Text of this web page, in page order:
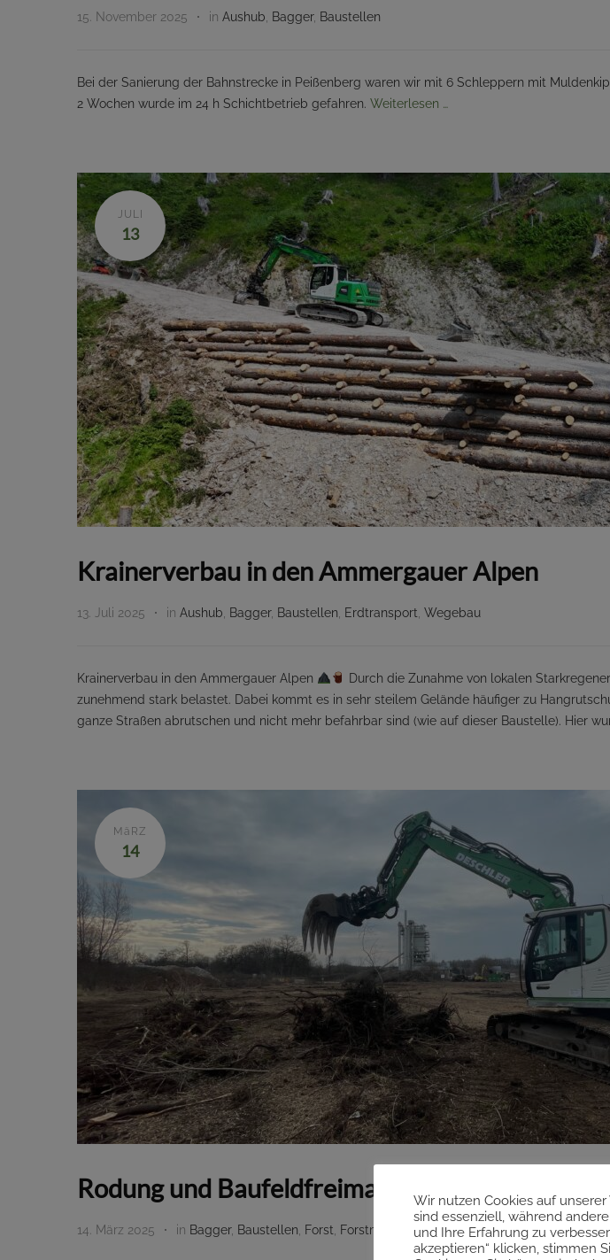
15. November 2025 in Aushub Bagger, Baustellen
Bei der Sanierung der Bahnstrecke in Peißenberg waren wir mit 6 Schleppern mit
2 Wochen wurde im 24 h Schichtbetrieb gefahren. Weiterlesen …
JULI
13
Krainerverbau in den Ammergauer Alpen
13. Juli 2025 in Aushub Bagger, Baustellen Erdtransport Wegebau
Krainerverbau in den Ammergauer Alpen
Durch die Zunahme von lokalen
zunehmend stark belastet. Dabei kommt es in sehr steilem Gelände häufiger zu
ganze Straßen abrutschen und nicht mehr befahrbar sind (wie auf dieser Baustelle). Hier
MäRZ
14
Rodung und Baufeldfreimachung in Gilching
14. März 2025 in Bagger, Baustellen Forst Forstmulchen
Wir nutzen Cookies auf
sind essenziell, während
und Ihre Erfahrung zu
akzeptieren“ klicken, stimmen